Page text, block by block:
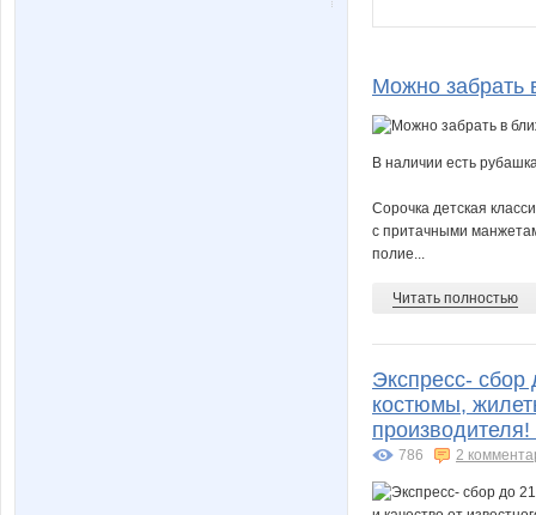
Можно забрать
В наличии есть
Сорочка детская
с притачными
полие...
Читать полностью
Экспресс-
костюмы,
786 2